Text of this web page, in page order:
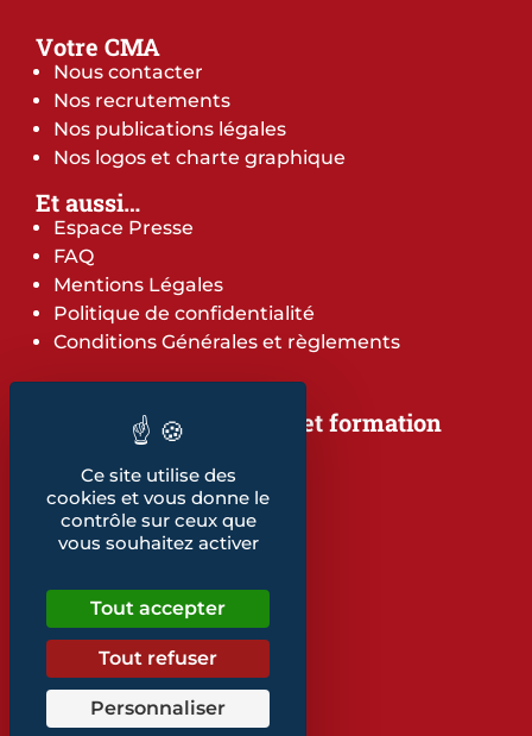
Votre CMA
Nous contacter
Nos recrutements
Nos publications légales
Nos logos et charte graphique
Et aussi…
Espace Presse
FAQ
Mentions Légales
Politique de confidentialité
Conditions Générales et règlements
Notre offre de services et formation
Notre offre de services
Notre offre de formation
Notre dépliant formation
Les indicateurs
Retrouvez également...
Notre glossaire
Ce site utilise des
cookies et vous donne le
contrôle sur ceux que
vous souhaitez activer
Tout accepter
Tout refuser
Personnaliser